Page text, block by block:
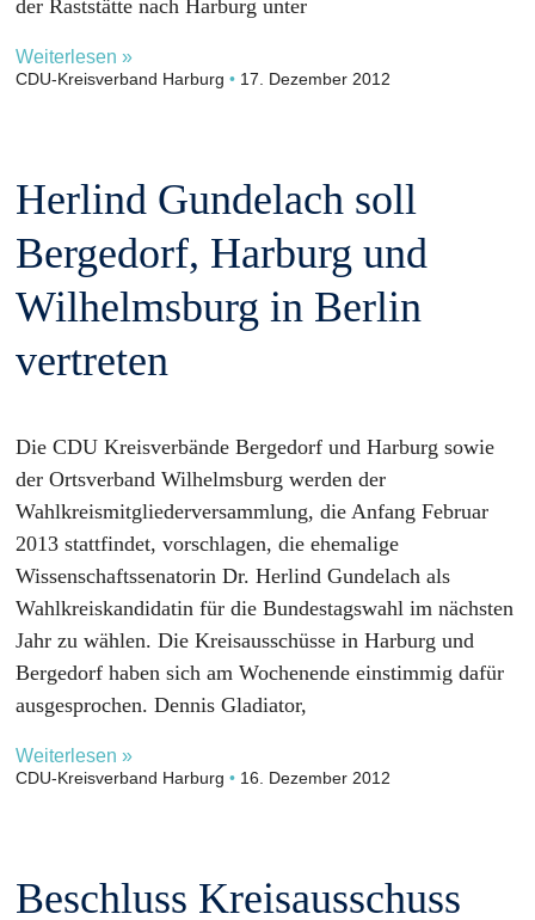
der Raststätte nach Harburg unter
Weiterlesen »
CDU-Kreisverband Harburg 17. Dezember 2012
Herlind Gundelach soll
Bergedorf, Harburg und
Wilhelmsburg in Berlin
vertreten
Die CDU Kreisverbände Bergedorf und Harburg sowie
der Ortsverband Wilhelmsburg werden der
Wahlkreismitgliederversammlung, die Anfang Februar
2013 stattfindet, vorschlagen, die ehemalige
Wissenschaftssenatorin Dr. Herlind Gundelach als
Wahlkreiskandidatin für die Bundestagswahl im nächsten
Jahr zu wählen. Die Kreisausschüsse in Harburg und
Bergedorf haben sich am Wochenende einstimmig dafür
ausgesprochen. Dennis Gladiator,
Weiterlesen »
CDU-Kreisverband Harburg 16. Dezember 2012
Beschluss Kreisausschuss